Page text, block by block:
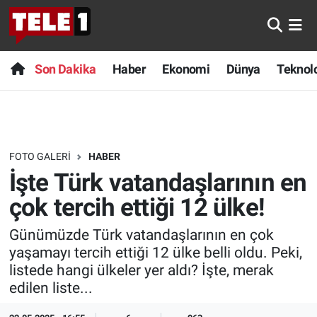
Son Dakika Haber Ekonomi Dünya
FOTO GALERI HABER
İşte Türk vatandaşlarının en
çok tercih ettiği 12 ülke!
Günümüzde Türk vatandaşlarının en çok
yaşamayı tercih ettiği 12 ülke belli oldu. Peki,
listede hangi ülkeler yer aldı? İşte, merak
edilen liste...
Anında Manşet
Başka Sohbetler
Bilim turu
Bilim ve Teknoloji Evreni
Doğa Konuşuyor
Dünya
Son Dakika
Haber
Dünya
Teknoloji
Sağlık
Spor
Nöbetçi Eczaneler
Hava Durumu
Trafik Durumu
Süper Lig Puan Durumu ve Fikstür
Tüm Manşetler
Son Dakika Haberleri